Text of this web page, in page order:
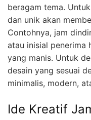
beragam tema.
dan unik akan
Contohnya, jam
atau inisial penerima
yang manis. Untuk
desain yang sesuai
minimalis, modern,
Ide Kreatif